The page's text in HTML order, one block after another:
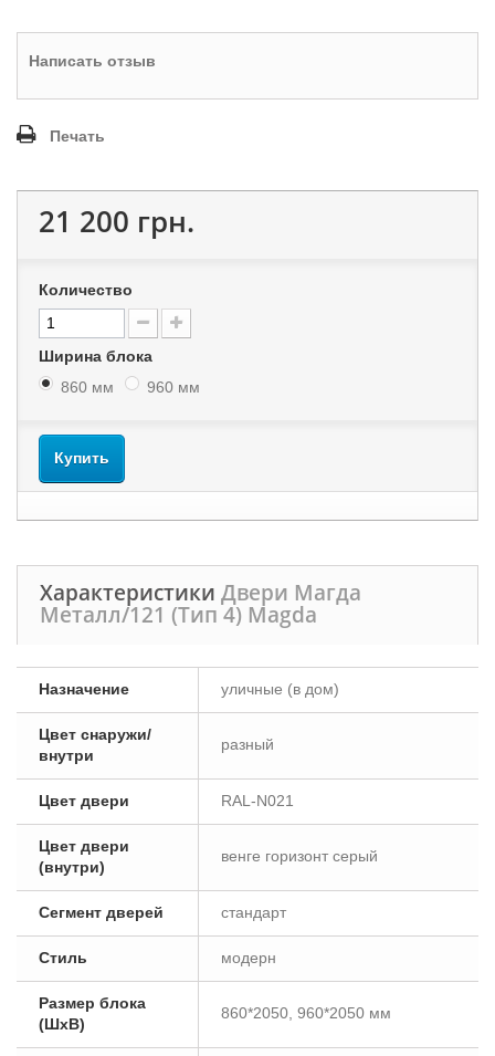
Написать отзыв
Печать
21 200 грн.
Количество
Ширина блока
860 мм
960 мм
Купить
Характеристики Двери Магда
Металл/121 (Тип 4) Magda
Назначение уличные (в дом)
Цвет снаружи/
внутри
разный
Цвет двери RAL-N021
Цвет двери
(внутри)
венге горизонт серый
Сегмент дверей стандарт
Стиль модерн
Размер блока
(ШxВ)
860*2050, 960*2050 мм